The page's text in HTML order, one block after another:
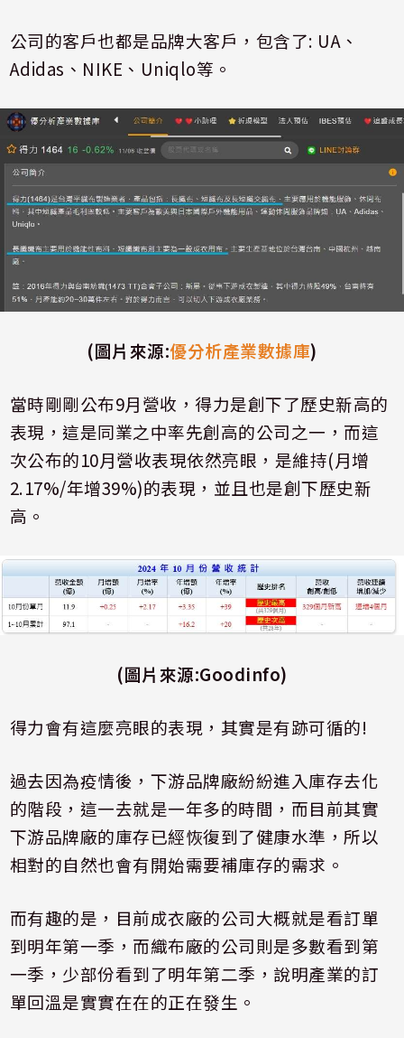
公司的客戶也都是品牌大客戶，包含了: UA 、
Adidas 、 NIKE 、 Uniqlo等。
(圖片來源:優分析產業數據庫)
當時剛剛公布9月營收，得力是創下了歷史新高的
表現，這是同業之中率先創高的公司之一，而這
次公布的10月營收表現依然亮眼，是維持(月增
2.17%/年增39%)的表現，並且也是創下歷史新
高。
(圖片來源:Goodinfo)
得力會有這麼亮眼的表現，其實是有跡可循的!
過去因為疫情後，下游品牌廠紛紛進入庫存去化
的階段，這一去就是一年多的時間，而目前其實
下游品牌廠的庫存已經恢復到了健康水準，所以
相對的自然也會有開始需要補庫存的需求。
而有趣的是，目前成衣廠的公司大概就是看訂單
到明年第一季，而織布廠的公司則是多數看到第
一季，少部份看到了明年第二季，說明產業的訂
單回溫是實實在在的正在發生。